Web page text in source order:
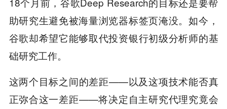
助研究生避免被海量浏览器标签页淹没。如今，
谷歌却希望它能够取代投资银行初级分析师的基
础研究工作。
这两个目标之间的差距——以及这项技术能否真
正弥合这一差距——将决定自主研究代理究竟会